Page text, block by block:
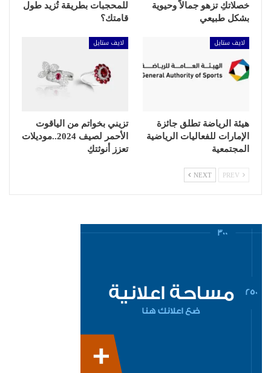
خصلاتكِ تزهو جمالاً وحيوية
بشكل طبيعي
للمحجبات بطريقة تُزيد طول
قامتك؟
لايف ستايل
هيئة الرياضة تطلق جائزة
الإمارات للفعاليات الرياضية
المجتمعية
لايف ستايل
تزيني بخواتم من الياقوت
الأحمر لصيف 2024..موديلات
تعزز أنوثتكِ
NEXT